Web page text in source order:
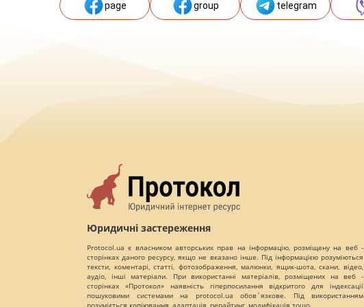
page group telegram
Юридичні застереження
Protocol.ua є власником авторських прав на інформацію, розміщену на веб -
сторінках даного ресурсу, якщо не вказано інше. Під інформацією розуміються
тексти, коментарі, статті, фотозображення, малюнки, ящик-шота, скани, відео,
аудіо, інші матеріали. При використанні матеріалів, розміщених на веб -
сторінках «Протокол» наявність гіперпосилання відкритого для індексації
пошуковими системами на protocol.ua обов`язкове. Під використанням
розуміється копіювання, адаптація, рерайтинг, модифікація тощо.